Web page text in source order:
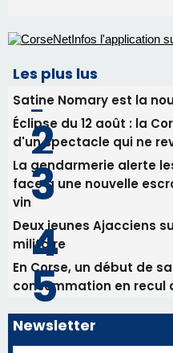
Les plus lus
Satine Nomary est la
Éclipse du 12 août : la
d'un spectacle qui ne
La gendarmerie alerte
face à une nouvelle
vin
Deux jeunes Ajacciens
militaire
En Corse, un début de
consommation en recul
Newsletter